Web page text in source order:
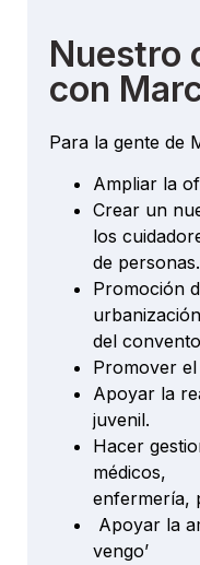
Nuestro
con
Para la gente de
Ampliar la
Crear un
los
de personas.
Promoción
urbanización
del
Promover el
Apoyar la
juvenil.
Hacer
médicos,
enfermería,
Apoyar la
vengo’